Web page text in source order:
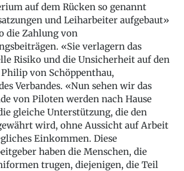
auf dem Rücken so genannt
und Leiharbeiter aufgebaut»
die Zahlung von
«Sie verlagern das
Risiko und die Unsicherheit auf den
von Schöppenthau,
Verbandes. «Nun sehen wir das
von Piloten werden nach Hause
gleiche Unterstützung, die den
wird, ohne Aussicht auf Arbeit
Einkommen. Diese
haben die Menschen, die
trugen, diejenigen, die Teil